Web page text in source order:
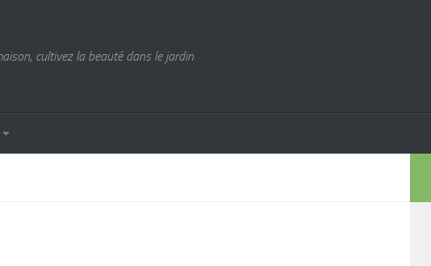
cultivez la beauté dans le jardin